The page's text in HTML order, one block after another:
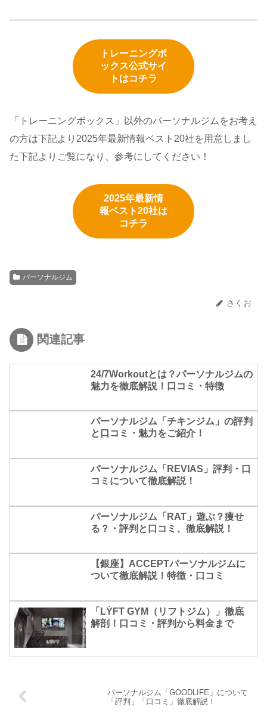
トレーニングボ
ックス公式サイ
トはコチラ
「トレーニングボックス」以外のパーソナルジムをお考え
の方は下記より2025年最新情報ベスト20社を用意しまし
た下記よりご覧になり、参考にしてください！
2025年最新情
報ベスト20社は
コチラ
パーソナルジム
さくお
関連記事
24/7Workoutとは？パーソナルジムの
魅力を徹底解説！口コミ・特徴
パーソナルジム「チキンジム」の評判
と口コミ・魅力をご紹介！
パーソナルジム「REVIAS」評判・口
コミについて徹底解説！
パーソナルジム「RAT」遊ぶ？痩せ
る？・評判と口コミ、徹底解説！
【銀座】ACCEPTパーソナルジムに
ついて徹底解説！特徴・口コミ
「LÝFT GYM（リフトジム）」徹底
解剖！口コミ・評判から料金まで
パーソナルジム「GOODLIFE」について
「評判」「口コミ」徹底解説！